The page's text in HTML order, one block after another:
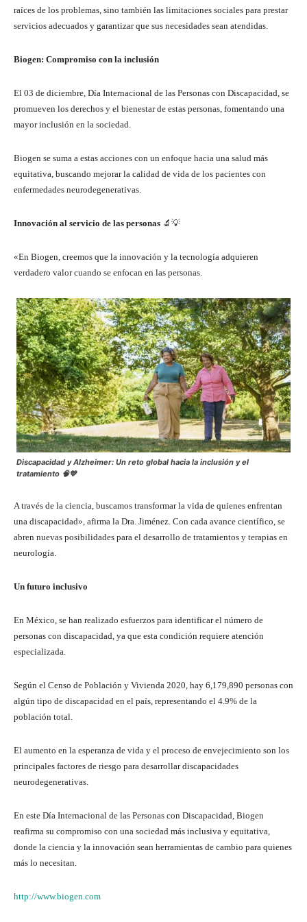
raíces de los problemas, sino también las limitaciones sociales para prestar
servicios adecuados y garantizar que sus necesidades sean atendidas.
Biogen: Compromiso con la inclusión
El 03 de diciembre, Día Internacional de las Personas con Discapacidad, se
promueven los derechos y el bienestar de estas personas, fomentando una
mayor inclusión en la sociedad.
Biogen se suma a estas acciones con un enfoque hacia una salud más
equitativa, buscando mejorar la calidad de vida de los pacientes con
enfermedades neurodegenerativas.
Innovación al servicio de las personas 🔬💡
«En Biogen, creemos que la innovación y la tecnología adquieren
verdadero valor cuando se enfocan en las personas.
Discapacidad y Alzheimer: Un reto global hacia la inclusión y el
tratamiento 🧠💙
A través de la ciencia, buscamos transformar la vida de quienes enfrentan
una discapacidad», afirma la Dra. Jiménez. Con cada avance científico, se
abren nuevas posibilidades para el desarrollo de tratamientos y terapias en
neurología.
Un futuro inclusivo
En México, se han realizado esfuerzos para identificar el número de
personas con discapacidad, ya que esta condición requiere atención
especializada.
Según el Censo de Población y Vivienda 2020, hay 6,179,890 personas con
algún tipo de discapacidad en el país, representando el 4.9% de la
población total.
El aumento en la esperanza de vida y el proceso de envejecimiento son los
principales factores de riesgo para desarrollar discapacidades
neurodegenerativas.
En este Día Internacional de las Personas con Discapacidad, Biogen
reafirma su compromiso con una sociedad más inclusiva y equitativa,
donde la ciencia y la innovación sean herramientas de cambio para quienes
más lo necesitan.
http://www.biogen.com